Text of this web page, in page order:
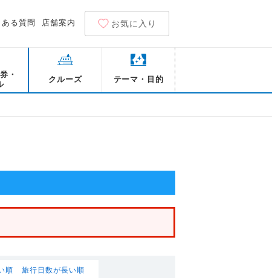
ある質問 店舗案内 お気に入り
・
クルーズ テーマ・目的
順 旅行日数が長い順